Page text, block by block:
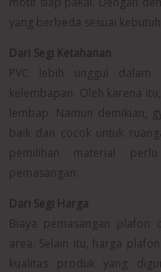
yang berbeda sesuai
Dari Segi Ketahanan
PVC lebih unggul
kelembapan. Oleh karena
lembap. Namun demikian,
baik dan cocok untuk
pemilihan material perlu
pemasangan.
Dari Segi Harga
Biaya pemasangan plafon
area. Selain itu, harga
kualitas produk yang